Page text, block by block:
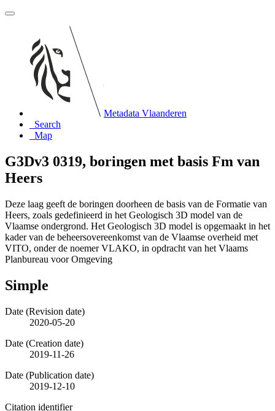
Metadata Vlaanderen
Search
Map
G3Dv3 0319, boringen met basis Fm van
Heers
Deze laag geeft de boringen doorheen de basis van de Formatie van
Heers, zoals gedefinieerd in het Geologisch 3D model van de
Vlaamse ondergrond. Het Geologisch 3D model is opgemaakt in het
kader van de beheersovereenkomst van de Vlaamse overheid met
VITO, onder de noemer VLAKO, in opdracht van het Vlaams
Planbureau voor Omgeving
Simple
Date (Revision date)
2020-05-20
Date (Creation date)
2019-11-26
Date (Publication date)
2019-12-10
Citation identifier